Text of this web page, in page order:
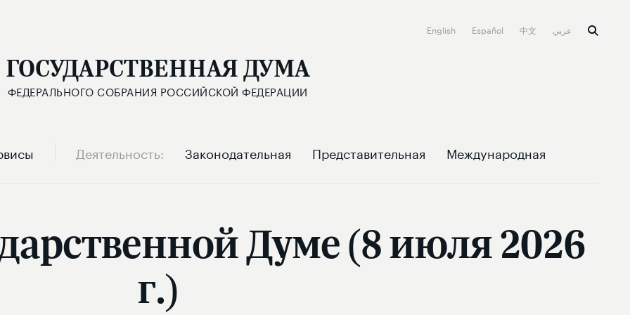
English Español 中文
ГОСУДАРСТВЕННАЯ ДУМА
ФЕДЕРАЛЬНОГО СОБРАНИЯ РОССИЙСКОЙ ФЕДЕРАЦИИ
Деятельность Законодательная Представительная Международная
Думе (8 июля 2026
г.)